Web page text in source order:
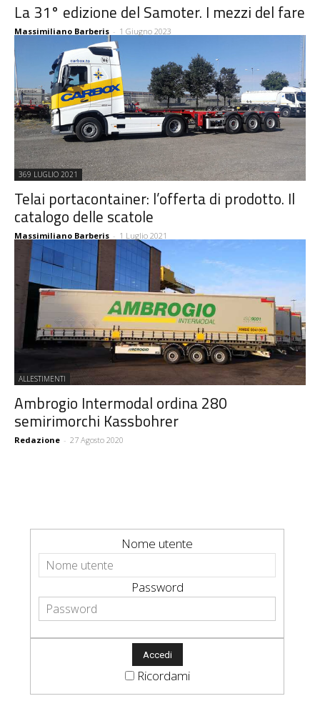
La 31° edizione del Samoter. I mezzi del fare
Massimiliano Barberis - 1 Giugno 2023
369 LUGLIO 2021
Telai portacontainer: l’offerta di prodotto. Il
catalogo delle scatole
Massimiliano Barberis - 1 Luglio 2021
ALLESTIMENTI
Ambrogio Intermodal ordina 280
semirimorchi Kassbohrer
Redazione - 27 Agosto 2020
Nome utente
Password
Ricordami